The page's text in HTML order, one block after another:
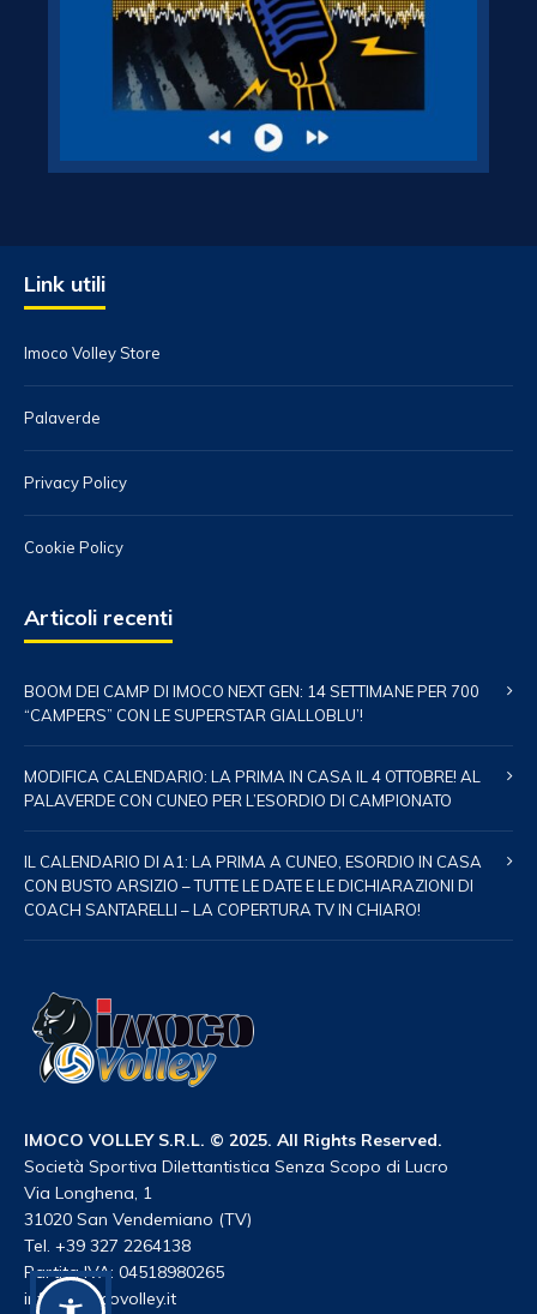
Link utili
Imoco Volley Store
Palaverde
Privacy Policy
Cookie Policy
Articoli recenti
BOOM DEI CAMP DI IMOCO NEXT GEN: 14 SETTIMANE PER 700
“CAMPERS” CON LE SUPERSTAR GIALLOBLU’!
MODIFICA CALENDARIO: LA PRIMA IN CASA IL 4 OTTOBRE! AL
PALAVERDE CON CUNEO PER L’ESORDIO DI CAMPIONATO
IL CALENDARIO DI A1: LA PRIMA A CUNEO, ESORDIO IN CASA
CON BUSTO ARSIZIO – TUTTE LE DATE E LE DICHIARAZIONI DI
COACH SANTARELLI – LA COPERTURA TV IN CHIARO!
IMOCO VOLLEY S.R.L. © 2025. All Rights Reserved.
Società Sportiva Dilettantistica Senza Scopo di Lucro
Via Longhena, 1
31020 San Vendemiano (TV)
Tel. +39 327 2264138
Partita IVA: 04518980265
info@imocovolley.it